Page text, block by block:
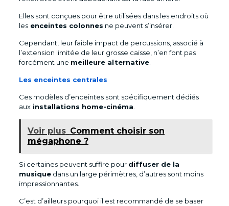
Elles sont conçues pour être utilisées dans les endroits où
lesenceintes colonnes ne peuvent s’insérer.
Cependant, leur faible impact de percussions, associé à
l’extension limitée de leur grosse caisse, n’en font pas
forcément une meilleure alternative.
Les enceintes centrales
Ces modèles d’enceintes sont spécifiquement dédiés
auxinstallations home-cinéma
Voir plus Comment choisir son
mégaphone ?
Si certaines peuvent suffire pour diffuser de la
musiquedans un large périmètres, d’autres sont moins
impressionnantes.
C’est d’ailleurs pourquoi il est recommandé de se baser